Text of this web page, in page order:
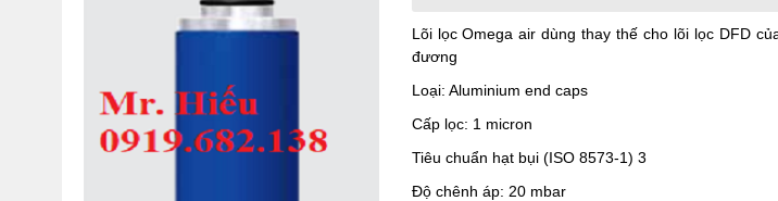
Lõi lọc Omega air dùng thay thế cho lõi lọc DFD
đương
Loại: Aluminium end caps
Cấp lọc: 1 micron
Tiêu chuẩn hạt bụi (ISO 8573-1) 3
Độ chênh áp: 20 mbar